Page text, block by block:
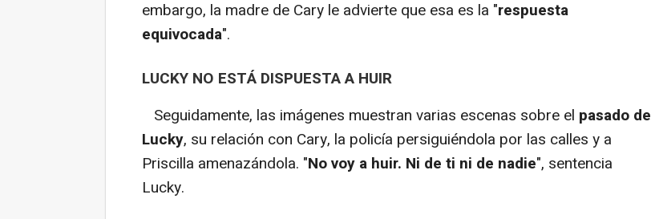
embargo, la madre de Cary le advierte que esa es la "respuesta
equivocada".
LUCKY NO ESTÁ DISPUESTA A HUIR
Seguidamente, las imágenes muestran varias escenas sobre el pasado de
Lucky, su relación con Cary, la policía persiguiéndola por las calles y a
Priscilla amenazándola. "No voy a huir. Ni de ti ni de nadie", sentencia
Lucky.